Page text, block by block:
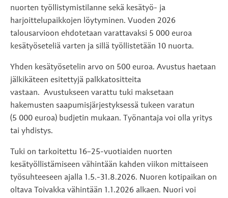
nuorten työllistymistilanne sekä kesätyö- ja
harjoittelupaikkojen löytyminen. Vuoden 2026
talousarvioon ehdotetaan varattavaksi 5 000 euroa
kesätyöseteliä varten ja sillä työllistetään 10 nuorta.
Yhden kesätyösetelin arvo on 500 euroa. Avustus haetaan
jälkikäteen esitettyjä palkkatositteita
vastaan. Avustukseen varattu tuki maksetaan
hakemusten saapumisjärjestyksessä tukeen varatun
(5 000 euroa) budjetin mukaan. Työnantaja voi olla yritys
tai yhdistys.
Tuki on tarkoitettu 16–25-vuotiaiden nuorten
kesätyöllistämiseen vähintään kahden viikon mittaiseen
työsuhteeseen ajalla 1.5.-31.8.2026. Nuoren kotipaikan on
oltava Toivakka vähintään 1.1.2026 alkaen. Nuori voi